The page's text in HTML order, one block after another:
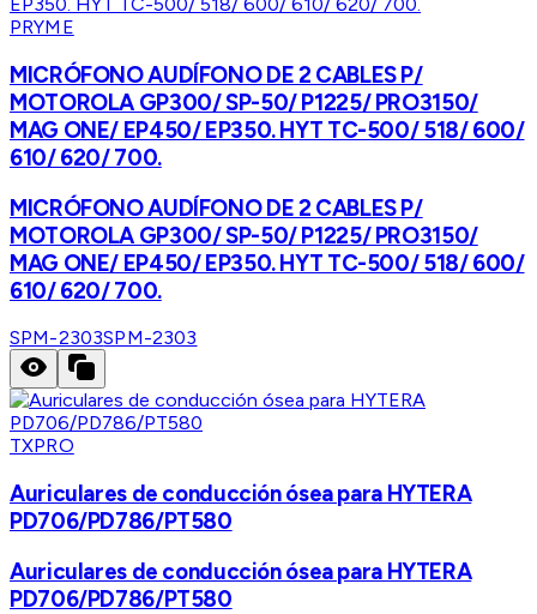
PRYME
MICRÓFONO AUDÍFONO DE 2 CABLES P/
MOTOROLA GP300/ SP-50/ P1225/ PRO3150/
MAG ONE/ EP450/ EP350. HYT TC-500/ 518/ 600/
610/ 620/ 700.
MICRÓFONO AUDÍFONO DE 2 CABLES P/
MOTOROLA GP300/ SP-50/ P1225/ PRO3150/
MAG ONE/ EP450/ EP350. HYT TC-500/ 518/ 600/
610/ 620/ 700.
SPM-2303SPM-2303
TXPRO
Auriculares de conducción ósea para HYTERA
PD706/PD786/PT580
Auriculares de conducción ósea para HYTERA
PD706/PD786/PT580